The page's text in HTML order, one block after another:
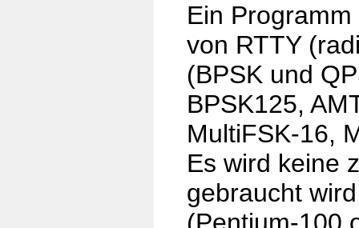
Ein
von RTTY
(BPSK und
BPSK125,
MultiFSK-16,
Es wird keine
gebraucht